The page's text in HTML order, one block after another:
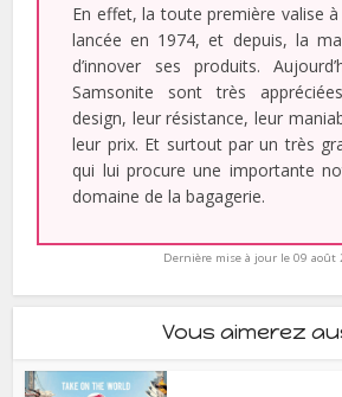
En effet, la toute première valise
lancée en 1974, et depuis, la
d’innover ses produits.
Samsonite sont très
design, leur résistance, leur
leur prix. Et surtout par un très
qui lui procure une importante
domaine de la bagagerie.
Dernière mise à jour le 09 août
Vous aimerez